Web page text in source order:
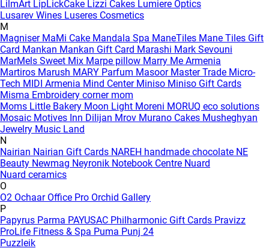
LilmArt LipLickCake Lizzi Cakes Lumiere Optics
Lusarev Wines Luseres Cosmetics
M
Magniser MaMi Cake Mandala Spa ManeTiles Mane Tiles Gift
Card Mankan Mankan Gift Card Marashi Mark Sevouni
MarMels Sweet Mix Marpe pillow Marry Me Armenia
Martiros Marush MARY Parfum Masoor Master Trade Micro-
Tech MIDI Armenia Mind Center Miniso Miniso Gift Cards
Misma Embroidery corner mom
Moms Little Bakery Moon Light Moreni MORUQ eco solutions
Mosaic Motives Inn Dilijan Mrov Murano Cakes Musheghyan
Jewelry Music Land
N
Nairian Nairian Gift Cards NAREH handmade chocolate NE
Beauty Newmag Neyronik Notebook Centre Nuard
Nuard ceramics
O
O2 Ochaar Office Pro Orchid Gallery
P
Papyrus Parma PAYUSAC Philharmonic Gift Cards Pravizz
ProLife Fitness & Spa Puma Punj 24
Puzzleik